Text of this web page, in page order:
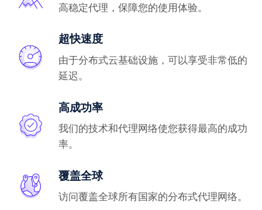
高稳定代理，保障您的使用体验。
超快速度
由于分布式云基础设施，可以享受非常低的
延迟。
高成功率
我们的技术和代理网络使您获得最高的成功
率。
覆盖全球
访问覆盖全球所有国家的分布式代理网络。